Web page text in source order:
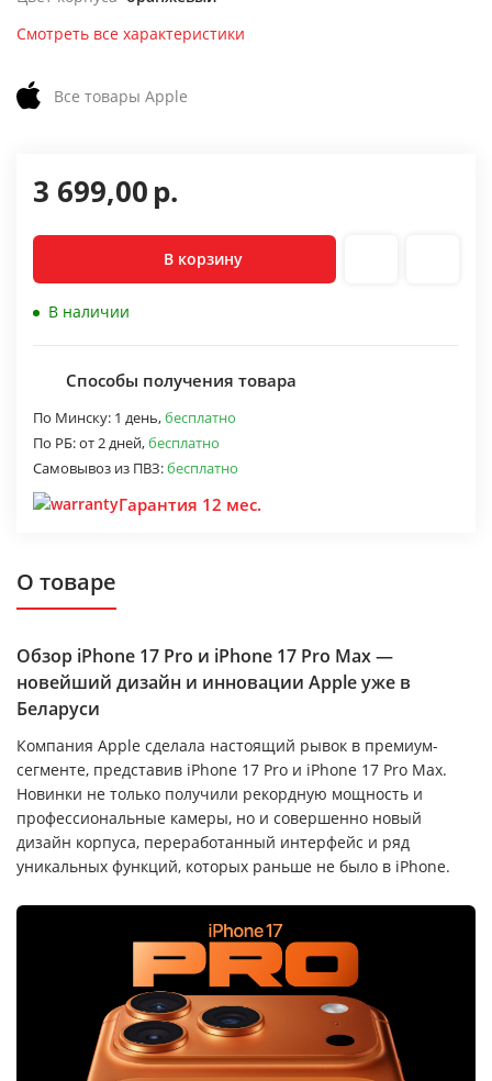
Смотреть все характеристики
Все товары Apple
3 699,00р.
В корзину
В наличии
Способы получения товара
По Минску: 1 день,бесплатно
По РБ:от 2 дней,бесплатно
Самовывоз из ПВЗ:бесплатно
Гарантия 12 мес.
О товаре
Обзор iPhone 17 Pro и iPhone 17 Pro Max —
новейший дизайн и инновации Apple уже в
Беларуси
Компания Apple сделала настоящий рывок в премиум-
сегменте, представив iPhone 17 Pro и iPhone 17 Pro Max.
Новинки не только получили рекордную мощность и
профессиональные камеры, но и совершенно новый
дизайн корпуса, переработанный интерфейс и ряд
уникальных функций, которых раньше не было в iPhone.